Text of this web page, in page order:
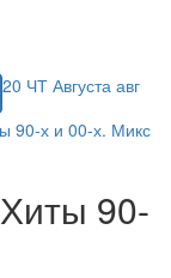
20 ЧТ Августа авг
90-